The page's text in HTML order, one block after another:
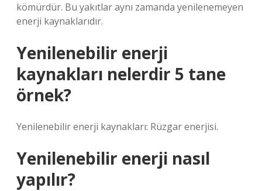
kömürdür. Bu yakıtlar aynı zamanda yenilenemeyen
enerji kaynaklarıdır.
Yenilenebilir enerji
kaynakları nelerdir 5 tane
örnek?
Yenilenebilir enerji kaynakları: Rüzgar enerjisi.
Yenilenebilir enerji nasıl
yapılır?